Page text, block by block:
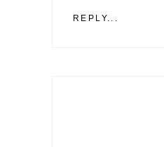
REPLY...